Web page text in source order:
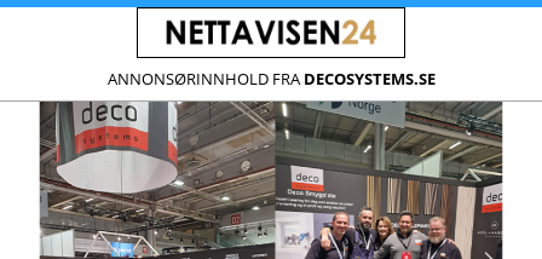
ANNONSØRINNHOLD FRA DECOSYSTEMS.SE